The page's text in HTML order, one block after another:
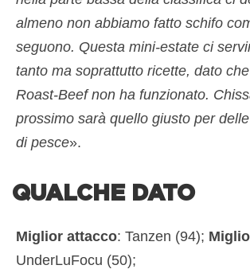
almeno non abbiamo fatto schifo
seguono. Questa mini-estate ci
tanto ma soprattutto ricette, dato
Roast-Beef non ha funzionato.
prossimo sarà quello giusto per
di pesce».
QUALCHE DATO
Miglior attacco: Tanzen (94);
UnderLuFocu (50);